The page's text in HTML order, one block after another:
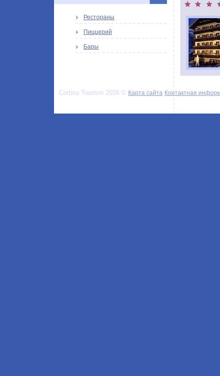
Рестораны
Пиццерий
Бары
Cortina Tourism 2026 © Карта сайта Контактная